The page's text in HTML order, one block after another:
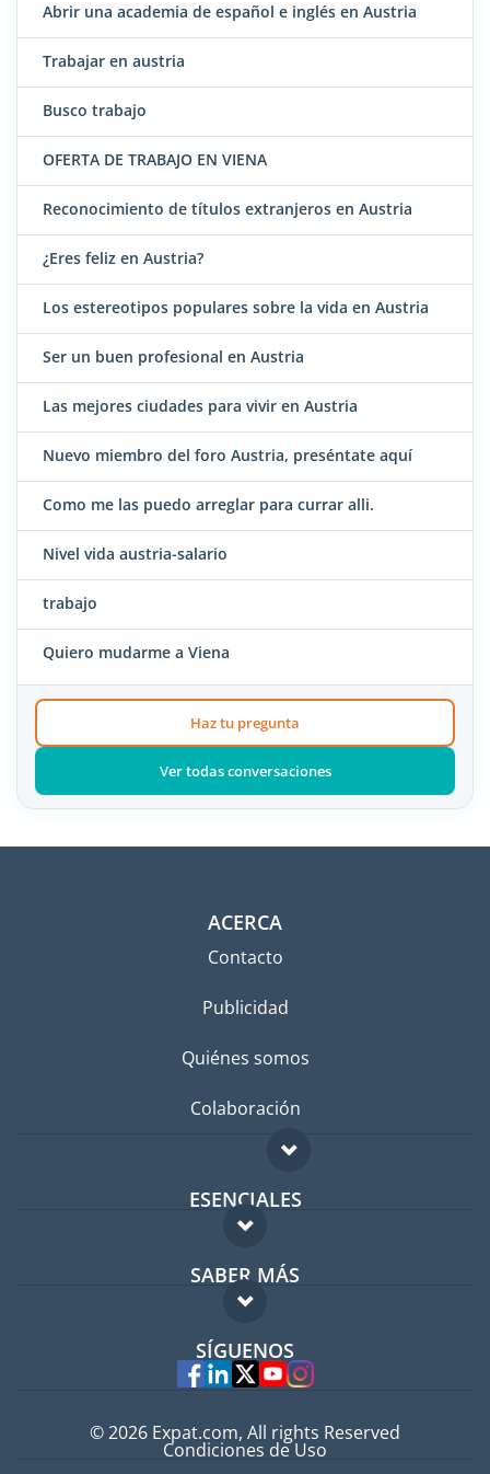
Abrir una academia de español e inglés en Austria
Trabajar en austria
Busco trabajo
OFERTA DE TRABAJO EN VIENA
Reconocimiento de títulos extranjeros en Austria
¿Eres feliz en Austria?
Los estereotipos populares sobre la vida en Austria
Ser un buen profesional en Austria
Las mejores ciudades para vivir en Austria
Nuevo miembro del foro Austria, preséntate aquí
Como me las puedo arreglar para currar alli.
Nivel vida austria-salario
trabajo
Quiero mudarme a Viena
Haz tu pregunta
Ver todas conversaciones
ACERCA
Contacto
Publicidad
Quiénes somos
Colaboración
ESENCIALES
Foro para expatriados
Guía para expatriados
Trabajos en el extranjero
SABER MÁS
FAQ
Expertos
SÍGUENOS
© 2026 Expat.com, All rights Reserved
Condiciones de Uso